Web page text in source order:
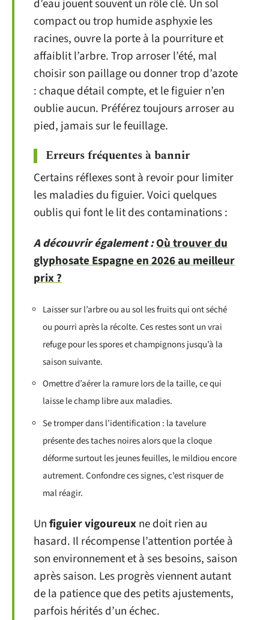
d’eau jouent souvent un rôle clé. Un sol
compact ou trop humide asphyxie les
racines, ouvre la porte à la pourriture et
affaiblit l’arbre. Trop arroser l’été, mal
choisir son paillage ou donner trop d’azote
: chaque détail compte, et le figuier n’en
oublie aucun. Préférez toujours arroser au
pied, jamais sur le feuillage.
Erreurs fréquentes à bannir
Certains réflexes sont à revoir pour limiter
les maladies du figuier. Voici quelques
oublis qui font le lit des contaminations :
A découvrir également :Où trouver du
glyphosate Espagne en 2026 au meilleur
prix ?
Laisser sur l’arbre ou au sol les fruits qui ont séché
ou pourri après la récolte. Ces restes sont un vrai
refuge pour les spores et champignons jusqu’à la
saison suivante.
Omettre d’aérer la ramure lors de la taille, ce qui
laisse le champ libre aux maladies.
Se tromper dans l’identification : la tavelure
présente des taches noires alors que la cloque
déforme surtout les jeunes feuilles, le mildiou encore
autrement. Confondre ces signes, c’est risquer de
mal réagir.
Unfiguier vigoureuxne doit rien au
hasard. Il récompense l’attention portée à
son environnement et à ses besoins, saison
après saison. Les progrès viennent autant
de la patience que des petits ajustements,
parfois hérités d’un échec.